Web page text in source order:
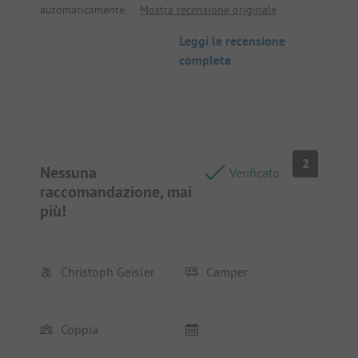
bambini).
automaticamente. Mostra recensione originale
Leggi la recensione
completa
Nessuna
raccomandazione, mai
più!
Verificato
2
Christoph Geisler Camper
Coppia